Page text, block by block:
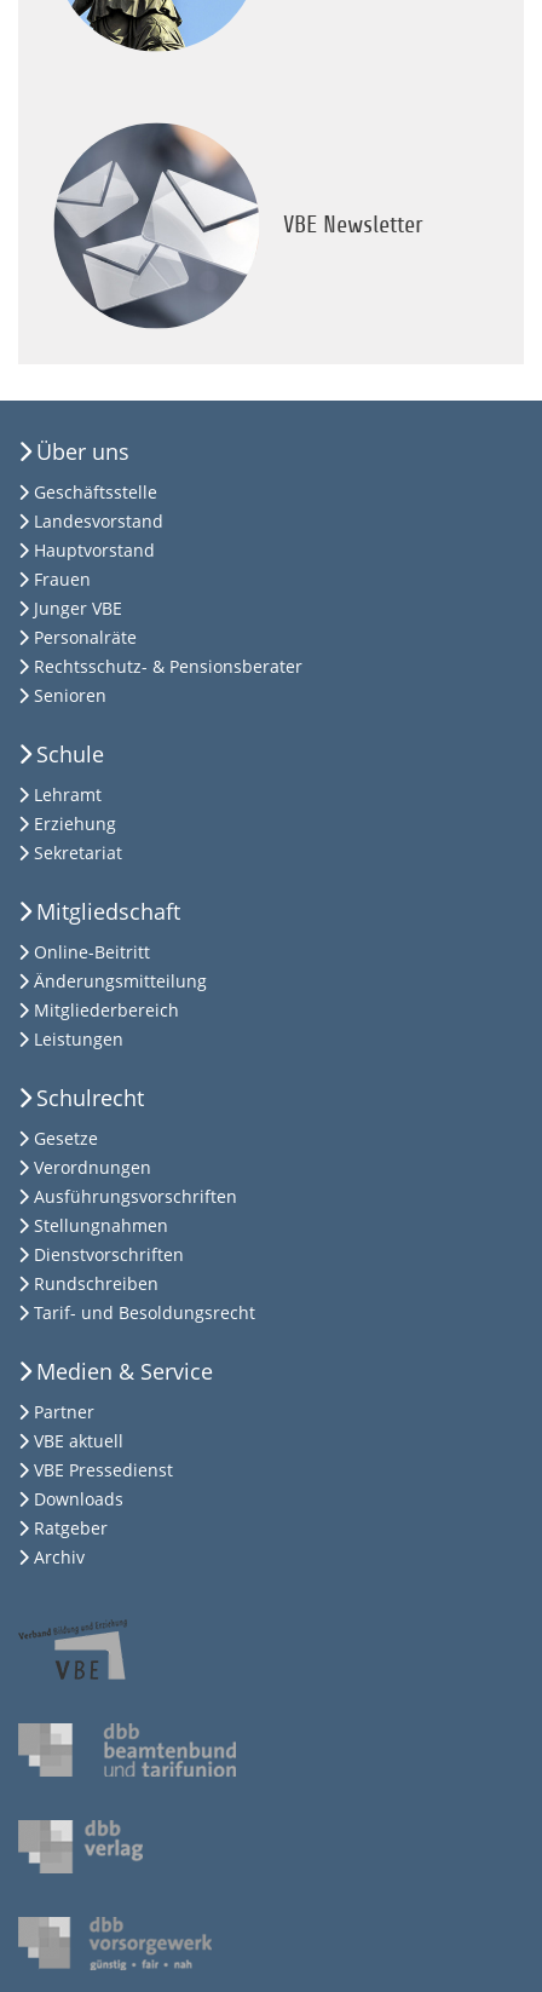
VBE Newsletter
Über uns
Geschäftsstelle
Landesvorstand
Hauptvorstand
Frauen
Junger VBE
Personalräte
Rechtsschutz- & Pensionsberater
Senioren
Schule
Lehramt
Erziehung
Sekretariat
Mitgliedschaft
Online-Beitritt
Änderungsmitteilung
Mitgliederbereich
Leistungen
Schulrecht
Gesetze
Verordnungen
Ausführungsvorschriften
Stellungnahmen
Dienstvorschriften
Rundschreiben
Tarif- und Besoldungsrecht
Medien & Service
Partner
VBE aktuell
VBE Pressedienst
Downloads
Ratgeber
Archiv